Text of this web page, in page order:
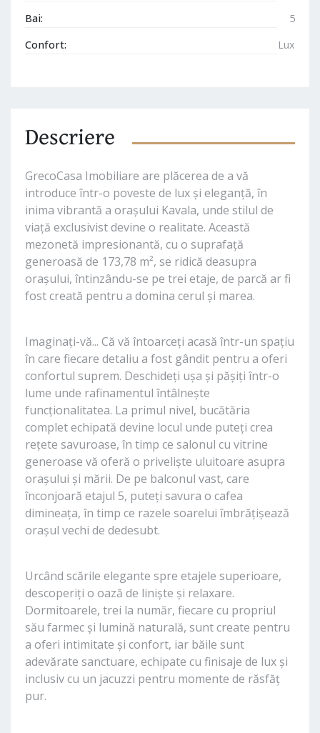
Bai:
5
Confort:
Lux
Descriere
GrecoCasa Imobiliare are plăcerea de a vă
introduce într-o poveste de lux și eleganță, în
inima vibrantă a orașului Kavala, unde stilul de
viață exclusivist devine o realitate. Această
mezonetă impresionantă, cu o suprafață
generoasă de 173,78 m², se ridică deasupra
orașului, întinzându-se pe trei etaje, de parcă ar fi
fost creată pentru a domina cerul și marea.
Imaginați-vă... Că vă întoarceți acasă într-un spațiu
în care fiecare detaliu a fost gândit pentru a oferi
confortul suprem. Deschideți ușa și pășiți într-o
lume unde rafinamentul întâlnește
funcționalitatea. La primul nivel, bucătăria
complet echipată devine locul unde puteți crea
rețete savuroase, în timp ce salonul cu vitrine
generoase vă oferă o priveliște uluitoare asupra
orașului și mării. De pe balconul vast, care
înconjoară etajul 5, puteți savura o cafea
dimineața, în timp ce razele soarelui îmbrățișează
orașul vechi de dedesubt.
Urcând scările elegante spre etajele superioare,
descoperiți o oază de liniște și relaxare.
Dormitoarele, trei la număr, fiecare cu propriul
său farmec și lumină naturală, sunt create pentru
a oferi intimitate și confort, iar băile sunt
adevărate sanctuare, echipate cu finisaje de lux și
inclusiv cu un jacuzzi pentru momente de răsfăț
pur.